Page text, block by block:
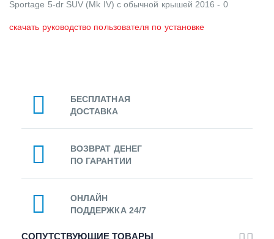
Sportage 5-dr SUV (Mk IV) с обычной крышей 2016 - 0
скачать руководство пользователя по установке
БЕСПЛАТНАЯ
ДОСТАВКА
ВОЗВРАТ ДЕНЕГ
ПО ГАРАНТИИ
ОНЛАЙН
ПОДДЕРЖКА 24/7
СОПУТСТВУЮЩИЕ ТОВАРЫ